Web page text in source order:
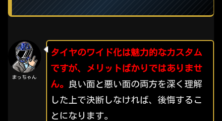
まっちゃん
タイヤのワイド化は魅力的なカスタム
ですが、メリットばかりではありませ
ん。
良い面と悪い面の両方を深く理解
した上で決断しなければ、後悔するこ
とになります。